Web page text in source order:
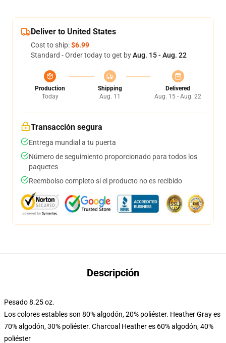
Deliver to United States
Cost to ship:$6.99
Standard - Order today to get byAug. 15 - Aug. 22
Production
Today
Shipping
Aug. 11
Delivered
Aug. 15 - Aug. 22
Transacción segura
Entrega mundial a tu puerta
Número de seguimiento proporcionado para todos los
paquetes
Reembolso completo si el producto no es recibido
Descripción
Pesado 8.25 oz.
Los colores estables son 80% algodón, 20% poliéster. Heather Gray es
70% algodón, 30% poliéster. Charcoal Heather es 60% algodón, 40%
poliéster